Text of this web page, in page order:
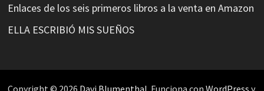
Enlaces de los seis primeros libros a la venta en Amazon
ELLA ESCRIBIÓ MIS SUEÑOS
Copyright © 2026 Davi Blumenthal. Funciona con WordPress y